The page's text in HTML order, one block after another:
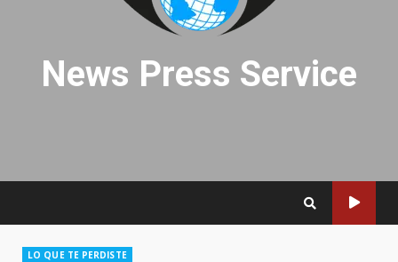
News Press Service
LO QUE TE PERDISTE